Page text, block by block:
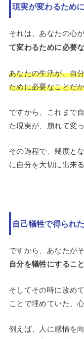
現実が変わるため
それは、あなたの心
て変わるために必要
あなたの生活が、自
ために必要なことだ
ですから、これまで
た現実が、崩れて変
その過程で、幾度と
に自分を大切に出来
自己犠牲で得られ
ですから、あなたが
自分を犠牲にするこ
そしてその時に改め
ことで埋めていた、
例えば、人に感情を